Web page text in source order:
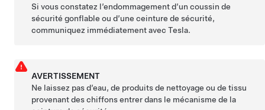
Si vous constatez l’endommagement d’un coussin de
sécurité gonflable ou d’une ceinture de sécurité,
communiquez immédiatement avec Tesla.
AVERTISSEMENT
Ne laissez pas d’eau, de produits de nettoyage ou de tissu
provenant des chiffons entrer dans le mécanisme de la